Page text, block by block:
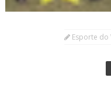
Esporte do